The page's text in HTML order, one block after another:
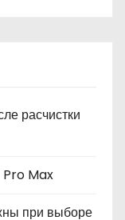
расчистки
Pro Max
при выборе